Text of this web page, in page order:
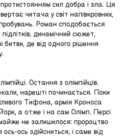
сил добра і зла. Ця
читача у світ напівкровних,
Роман сподобається
динамічний сюжет,
битви, де від одного рішення
Остання з олімпійців.
нарешті починається. Поки
Тифона, армія Кроноса
а отже і на сам Олімп. Персі
не залишилося: пророцтво
ось здійсниться, і саме від